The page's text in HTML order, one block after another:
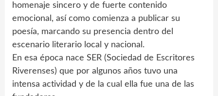
homenaje sincero y de fuerte contenido
emocional, así como comienza a publicar su
poesía, marcando su presencia dentro del
escenario literario local y nacional.
En esa época nace SER (Sociedad de Escritores
Riverenses) que por algunos años tuvo una
intensa actividad y de la cual ella fue una de las